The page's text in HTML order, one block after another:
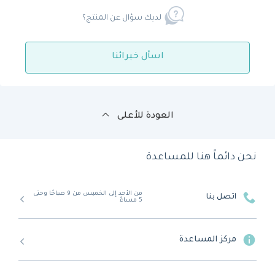
لديك سؤال عن المنتج؟
اسأل خبرائنا
العودة للأعلى
نحن دائماً هنا للمساعدة
اتصل بنا
من الأحد إلى الخميس من 9 صباحًا وحتى
5 مساءً
مركز المساعدة